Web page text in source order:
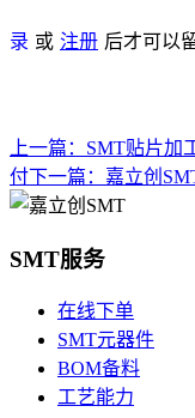
录 或 注册 后才可以
上一篇： SMT贴片加
付下一篇： 嘉立创
SMT服务
在线下单
SMT元器件
BOM备料
工艺能力